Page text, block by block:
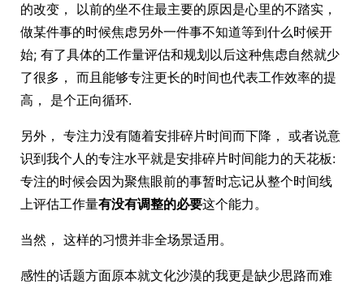
的改变， 以前的坐不住最主要的原因是心里的不踏实，
做某件事的时候焦虑另外一件事不知道等到什么时候开
始; 有了具体的工作量评估和规划以后这种焦虑自然就少
了很多， 而且能够专注更长的时间也代表工作效率的提
高， 是个正向循环.
另外， 专注力没有随着安排碎片时间而下降， 或者说意
识到我个人的专注水平就是安排碎片时间能力的天花板:
专注的时候会因为聚焦眼前的事暂时忘记从整个时间线
上评估工作量有没有调整的必要这个能力。
当然， 这样的习惯并非全场景适用。
感性的话题方面原本就文化沙漠的我更是缺少思路而难